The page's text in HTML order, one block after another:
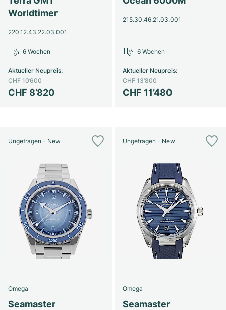
Worldtimer
220.12.43.22.03.001
CHF 8’820
Aktueller Neupreis:
CHF 10’600
6 Wochen
215.30.46.21.03.001
CHF 11’480
Aktueller Neupreis:
CHF 13’800
6 Wochen
Ungetragen - New
Omega
Seamaster
Ungetragen - New
Omega
Seamaster